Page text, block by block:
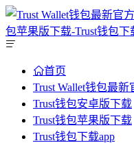
首页
Trust Wallet钱包最新
Trust钱包安卓版下载
Trust钱包苹果版下载
Trust钱包下载app